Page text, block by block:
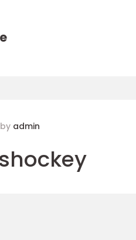
by admin